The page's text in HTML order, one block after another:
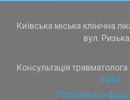
Київська міська клінічна
вул. Ризька
Консультація травматолога
9494
Політика